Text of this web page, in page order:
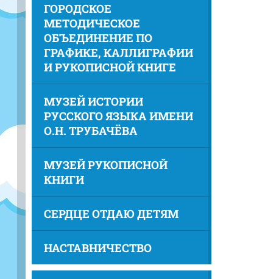
ГОРОДСКОЕ
МЕТОДИЧЕСКОЕ
ОБЪЕДИНЕНИЕ ПО
ГРАФИКЕ, КАЛЛИГРАФИИ
И РУКОПИСНОЙ КНИГЕ
МУЗЕЙ ИСТОРИИ
РУССКОГО ЯЗЫКА ИМЕНИ
О.Н. ТРУБАЧЁВА
МУЗЕЙ РУКОПИСНОЙ
КНИГИ
СЕРДЦЕ ОТДАЮ ДЕТЯМ
НАСТАВНИЧЕСТВО